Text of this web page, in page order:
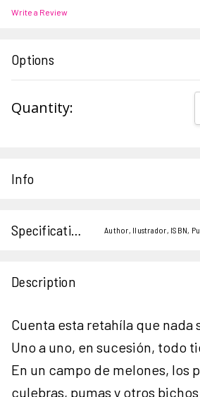
Write a Review
Options
Stock:
Quantity:
Info
Specifications Author, Ilustrador, ISBN,
Description
Cuenta esta retahíla que nada
Uno a uno, en sucesión, todo
En un campo de melones, los
culebras, pumas y otros